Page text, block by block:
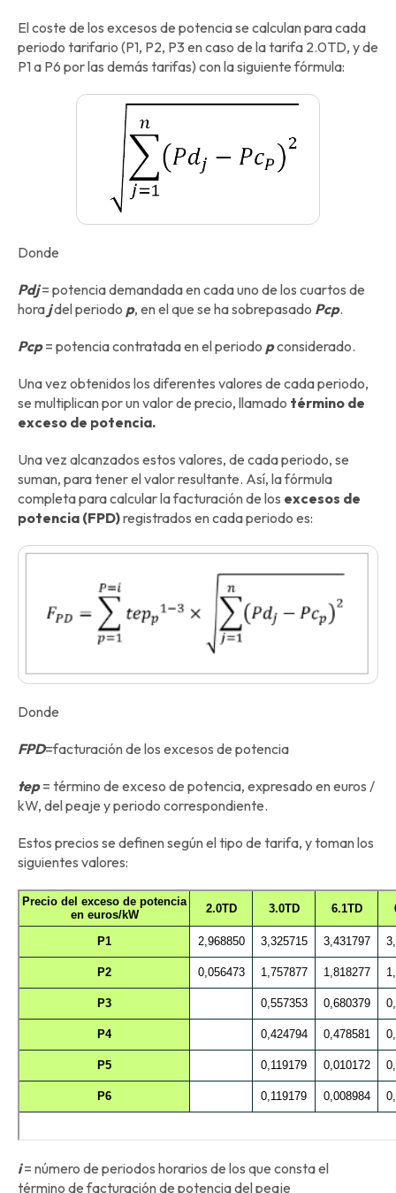
El coste de los excesos de potencia se calculan para cada
periodo tarifario (P1, P2, P3 en caso de la tarifa 2.0TD, y de
P1 a P6 por las demás tarifas) con la siguiente fórmula:
Donde
Pdj= potencia demandada en cada uno de los cuartos de
hora jdel periodo p, en el que se ha sobrepasado Pcp.
Pcp= potencia contratada en el periodo pconsiderado.
Una vez obtenidos los diferentes valores de cada periodo,
se multiplican por un valor de precio, llamado término de
exceso de potencia.
Una vez alcanzados estos valores, de cada periodo, se
suman, para tener el valor resultante. Así, la fórmula
completa para calcular la facturación de los excesos de
potencia (FPD)registrados en cada periodo es:
Donde
FPD=facturación de los excesos de potencia
tep= término de exceso de potencia, expresado en euros /
kW, del peaje y periodo correspondiente.
Estos precios se definen según el tipo de tarifa, y toman los
siguientes valores:
i= número de periodos horarios de los que consta el
término de facturación de potencia del peaje